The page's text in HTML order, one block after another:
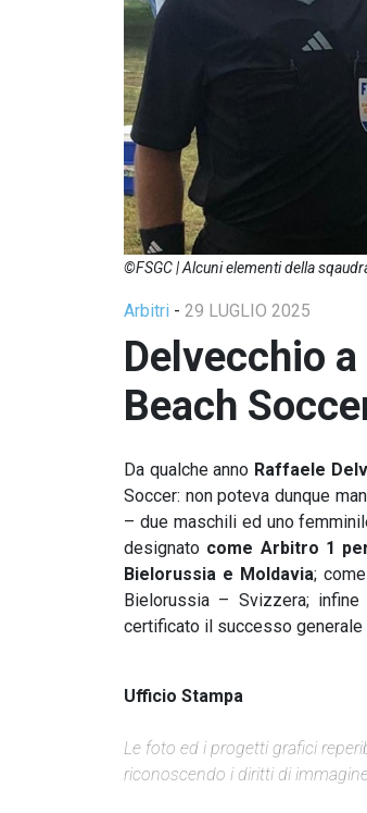
©FSGC | Alcuni elementi della
Arbitri - 29 LUGLIO 2025
Delvecchio
Beach
Da qualche anno Raffaele
Soccer: non poteva dunque
– due maschili ed uno
designato come Arbitro 1
Bielorussia e Moldavia;
Bielorussia – Svizzera;
certificato il successo generale
Ufficio Stampa
Le foto ed i progetti grafici
riconoscendo i diritti di